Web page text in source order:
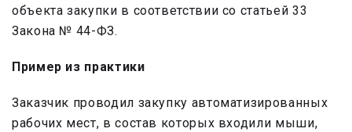
объекта закупки в соответствии со статьей 33
Закона № 44-ФЗ.
Пример из практики
Заказчик проводил закупку автоматизированных
рабочих мест, в состав которых входили мыши,